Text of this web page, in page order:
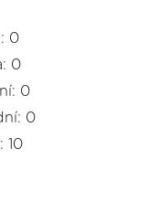
0
0
0
0
10